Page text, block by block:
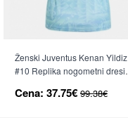
Ženski Juventus Kenan Yildiz
#10 Replika nogometni dresi
Cena: 37.75€ 99.38€